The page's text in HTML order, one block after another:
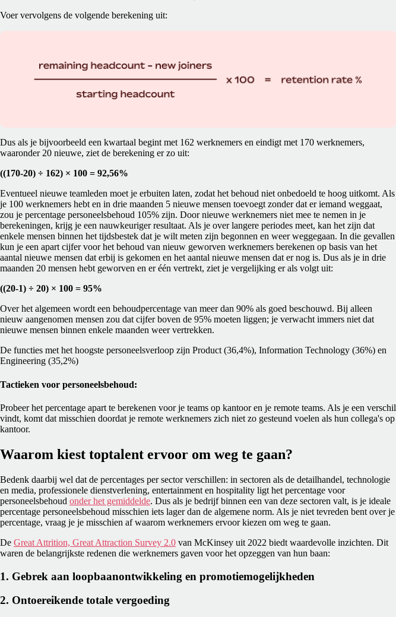
Voer vervolgens de volgende berekening uit:
Dus als je bijvoorbeeld een kwartaal begint met 162 werknemers en eindigt met 170 werknemers,
waaronder 20 nieuwe, ziet de berekening er zo uit:
((170-20) ÷ 162) × 100 = 92,56%
Eventueel nieuwe teamleden moet je erbuiten laten, zodat het behoud niet onbedoeld te hoog uitkomt. Als
je 100 werknemers hebt en in drie maanden 5 nieuwe mensen toevoegt zonder dat er iemand weggaat,
zou je percentage personeelsbehoud 105% zijn. Door nieuwe werknemers niet mee te nemen in je
berekeningen, krijg je een nauwkeuriger resultaat. Als je over langere periodes meet, kan het zijn dat
enkele mensen binnen het tijdsbestek dat je wilt meten zijn begonnen en weer weggegaan. In die gevallen
kun je een apart cijfer voor het behoud van nieuw geworven werknemers berekenen op basis van het
aantal nieuwe mensen dat erbij is gekomen en het aantal nieuwe mensen dat er nog is. Dus als je in drie
maanden 20 mensen hebt geworven en er één vertrekt, ziet je vergelijking er als volgt uit:
((20-1) ÷ 20) × 100 = 95%
Over het algemeen wordt een behoudpercentage van meer dan 90% als goed beschouwd. Bij alleen
nieuw aangenomen mensen zou dat cijfer boven de 95% moeten liggen; je verwacht immers niet dat
nieuwe mensen binnen enkele maanden weer vertrekken.
De functies met het hoogste personeelsverloop zijn Product (36,4%), Information Technology (36%) en
Engineering (35,2%)
Tactieken voor personeelsbehoud:
Probeer het percentage apart te berekenen voor je teams op kantoor en je remote teams. Als je een verschil
vindt, komt dat misschien doordat je remote werknemers zich niet zo gesteund voelen als hun collega's op
kantoor.
Waarom kiest toptalent ervoor om weg te gaan?
Bedenk daarbij wel dat de percentages per sector verschillen: in sectoren als de detailhandel, technologie
en media, professionele dienstverlening, entertainment en hospitality ligt het percentage voor
personeelsbehoud onder het gemiddelde. Dus als je bedrijf binnen een van deze sectoren valt, is je ideale
percentage personeelsbehoud misschien iets lager dan de algemene norm. Als je niet tevreden bent over je
percentage, vraag je je misschien af waarom werknemers ervoor kiezen om weg te gaan.
De Great Attrition, Great Attraction Survey 2.0 van McKinsey uit 2022 biedt waardevolle inzichten. Dit
waren de belangrijkste redenen die werknemers gaven voor het opzeggen van hun baan:
1. Gebrek aan loopbaanontwikkeling en promotiemogelijkheden
2. Ontoereikende totale vergoeding